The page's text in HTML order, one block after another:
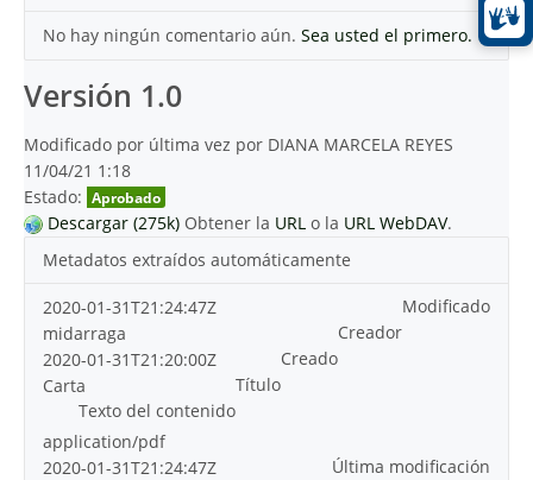
No hay ningún comentario aún. Sea usted el primero.
Versión 1.0
Modificado por última vez por DIANA MARCELA REYES
11/04/21 1:18
Estado: Aprobado
Descargar (275k) Obtener la URL o la URL WebDAV.
Metadatos extraídos automáticamente
Modificado
2020-01-31T21:24:47Z
Creador
midarraga
Creado
2020-01-31T21:20:00Z
Título
Carta
Texto del contenido
application/pdf
Última modificación
2020-01-31T21:24:47Z